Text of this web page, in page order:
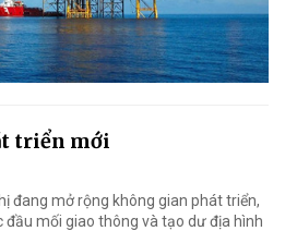
triển mới
đang mở rộng không gian phát triển,
đầu mối giao thông và tạo dư địa hình